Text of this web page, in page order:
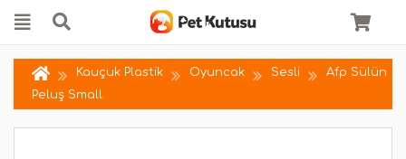
Kauçuk Plastik Oyuncak Sesli
Afp Sülün
Peluş Small